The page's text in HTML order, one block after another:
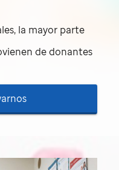
la mayor parte
de donantes